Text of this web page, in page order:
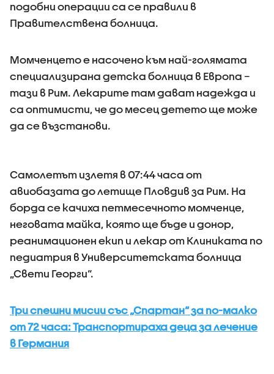
подобни операции са се правили в
Правителствена болница.
Момченцето е насочено към най-голямата
специализирана детска болница в Европа –
тази в Рим. Лекарите там дават надежда и
са оптимисти, че до месец детето ще може
да се възстанови.
Самолетът излетя в 07:44 часа от
авиобазата до летище Пловдив за Рим. На
борда се качиха петмесечното момченце,
неговата майка, която ще бъде и донор,
реанимационен екип и лекар от Клиниката по
педиатрия в Университетската болница
„Свети Георги“.
Три спешни мисии със „Спартан“ за по-малко
от 72 часа: Транспортираха деца за лечение
в Германия